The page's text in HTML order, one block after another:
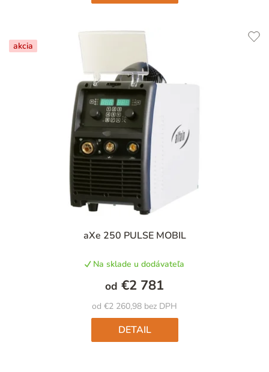
akcia
aXe 250 PULSE MOBIL
Na sklade u dodávateľa
od €2 260,98 bez DPH
od €2 781
DETAIL